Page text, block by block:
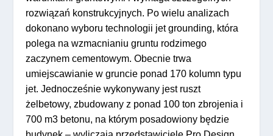
rozwiązań konstrukcyjnych. Po wielu analizach
dokonano wyboru technologii jet grounding, która
polega na wzmacnianiu gruntu rodzimego
zaczynem cementowym. Obecnie trwa
umiejscawianie w gruncie ponad 170 kolumn typu
jet. Jednocześnie wykonywany jest ruszt
żelbetowy, zbudowany z ponad 100 ton zbrojenia i
700 m3 betonu, na którym posadowiony będzie